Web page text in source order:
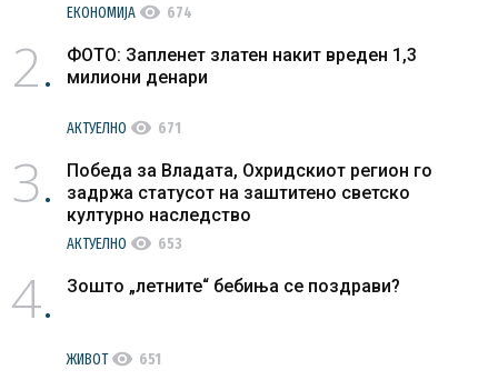
ЕКОНОМИЈА visibility 674
2
ФОТО: Запленет златен накит вреден 1,3
милиони денари
АКТУЕЛНО visibility 671
3
Победа за Владата, Охридскиот регион го
задржа статусот на заштитено светско
културно наследство
АКТУЕЛНО visibility 653
4 Зошто „летните“ бебиња се поздрави?
ЖИВОТvisibility 651